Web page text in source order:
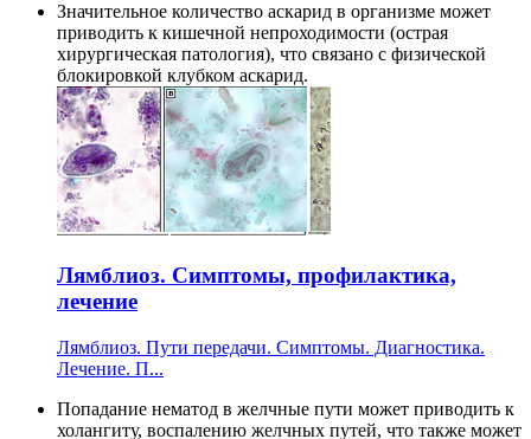
Значительное количество аскарид в организме может
приводить к кишечной непроходимости (острая
хирургическая патология), что связано с физической
блокировкой клубком аскарид.
Лямблиоз. Симптомы, профилактика,
лечение
Лямблиоз. Пути передачи. Симптомы. Диагностика.
Лечение. П...
Попадание нематод в желчные пути может приводить к
холангиту, воспалению желчных путей, что также может